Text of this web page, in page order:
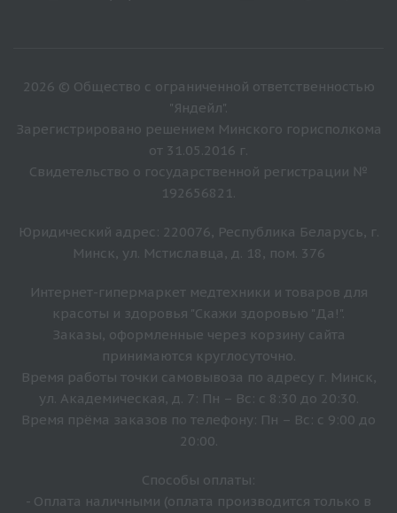
2026 © Общество с ограниченной ответственностью
"Яндейл".
Зарегистрировано решением Минского горисполкома
от 31.05.2016 г.
Свидетельство о государственной регистрации №
192656821.
Юридический адрес: 220076, Республика Беларусь, г.
Минск, ул. Мстиславца, д. 18, пом. 376
Интернет-гипермаркет медтехники и товаров для
красоты и здоровья "Скажи здоровью "Да!".
Заказы, оформленные через корзину сайта
принимаются круглосуточно.
Время работы точки самовывоза по адресу г. Минск,
ул. Академическая, д. 7: Пн – Вс: с 8:30 до 20:30.
Время прёма заказов по телефону: Пн – Вс: с 9:00 до
20:00.
Способы оплаты:
- Оплата наличными (оплата производится только в